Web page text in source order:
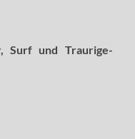
Surf und Traurige-